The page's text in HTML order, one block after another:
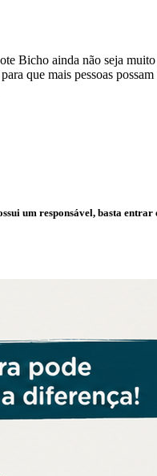
Bicho ainda não seja
que mais pessoas
um responsável, basta